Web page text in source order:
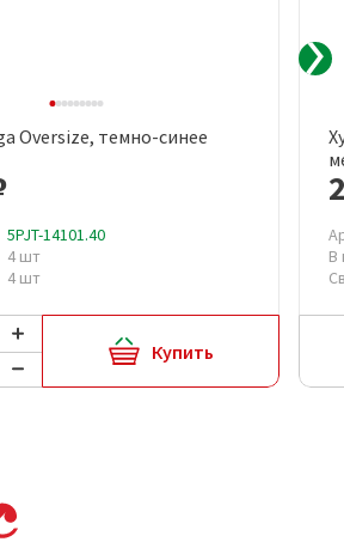
Oversize, темно-синее
5PJT-14101.40
4 шт
4 шт
Купить
В